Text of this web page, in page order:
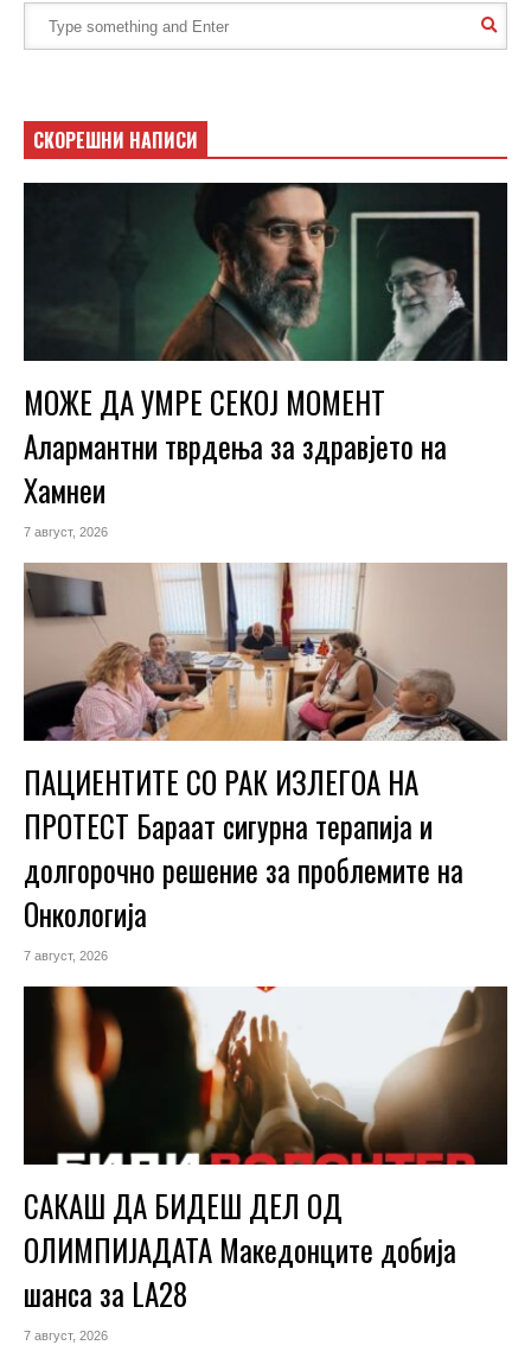
СКОРЕШНИ НАПИСИ
МОЖЕ ДА УМРЕ СЕКОЈ МОМЕНТ
Алармантни тврдења за здравјето на
Хамнеи
7 август, 2026
ПАЦИЕНТИТЕ СО РАК ИЗЛЕГОА НА
ПРОТЕСТ Бараат сигурна терапија и
долгорочно решение за проблемите на
Онкологија
7 август, 2026
САКАШ ДА БИДЕШ ДЕЛ ОД
ОЛИМПИЈАДАТА Македонците добија
шанса за LA28
7 август, 2026